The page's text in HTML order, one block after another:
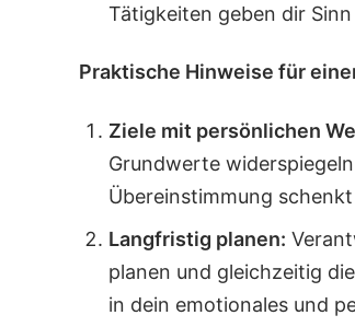
Tätigkeiten geben dir
Praktische Hinweise für
Ziele mit persönlichen
Grundwerte
Übereinstimmung
Langfristig planen:
planen und gleichzeitig
in dein emotionales und